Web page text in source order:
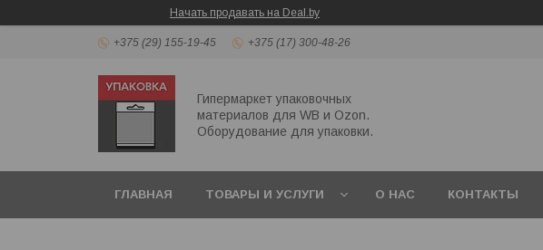
Начать продавать на Deal.by
+375 (29) 155-19-45 +375 (17) 300-48-26
Гипермаркет упаковочных
материалов для WB и Ozon.
Оборудование для упаковки.
ГЛАВНАЯ ТОВАРЫ И УСЛУГИ О НАС КОНТАКТЫ